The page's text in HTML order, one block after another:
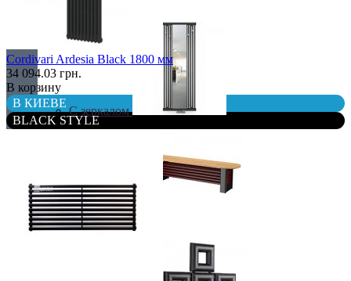
С зеркалом
Теплая скамья
Cordivari Ardesia Black 1800 мм
34 094.03 грн.
В корзину
В КИЕВЕ
BLACK STYLE